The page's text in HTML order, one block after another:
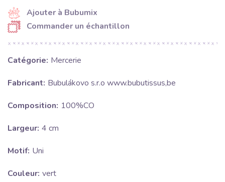
Ajouter à Bubumix
Commander un échantillon
Catégorie: Mercerie
Fabricant: Bubulákovo s.r.o www.bubutissus,be
Composition: 100%CO
Largeur: 4 cm
Motif: Uni
Couleur: vert